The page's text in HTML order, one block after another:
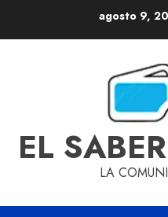
agosto 9,
EL
LA